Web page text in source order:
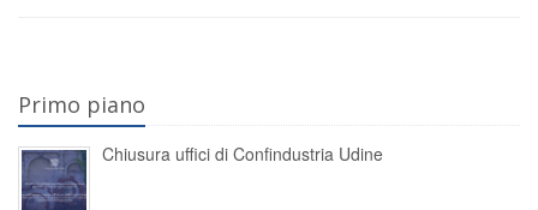
Primo piano
Chiusura uffici di Confindustria Udine